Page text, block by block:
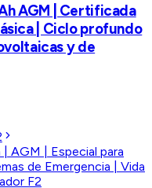
AGM | Certificada
| Ciclo profundo
y de